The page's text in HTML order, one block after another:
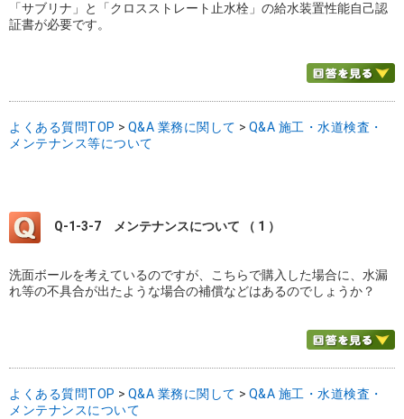
「サブリナ」と「クロスストレート止水栓」の給水装置性能自己認
証書が必要です。
よくある質問TOP > Q&A 業務に関して > Q&A 施工・水道検査・
メンテナンス等について
Q-1-3-7 メンテナンスについて （ 1 ）
洗面ボールを考えているのですが、こちらで購入した場合に、水漏
れ等の不具合が出たような場合の補償などはあるのでしょうか？
よくある質問TOP > Q&A 業務に関して > Q&A 施工・水道検査・
メンテナンスについて